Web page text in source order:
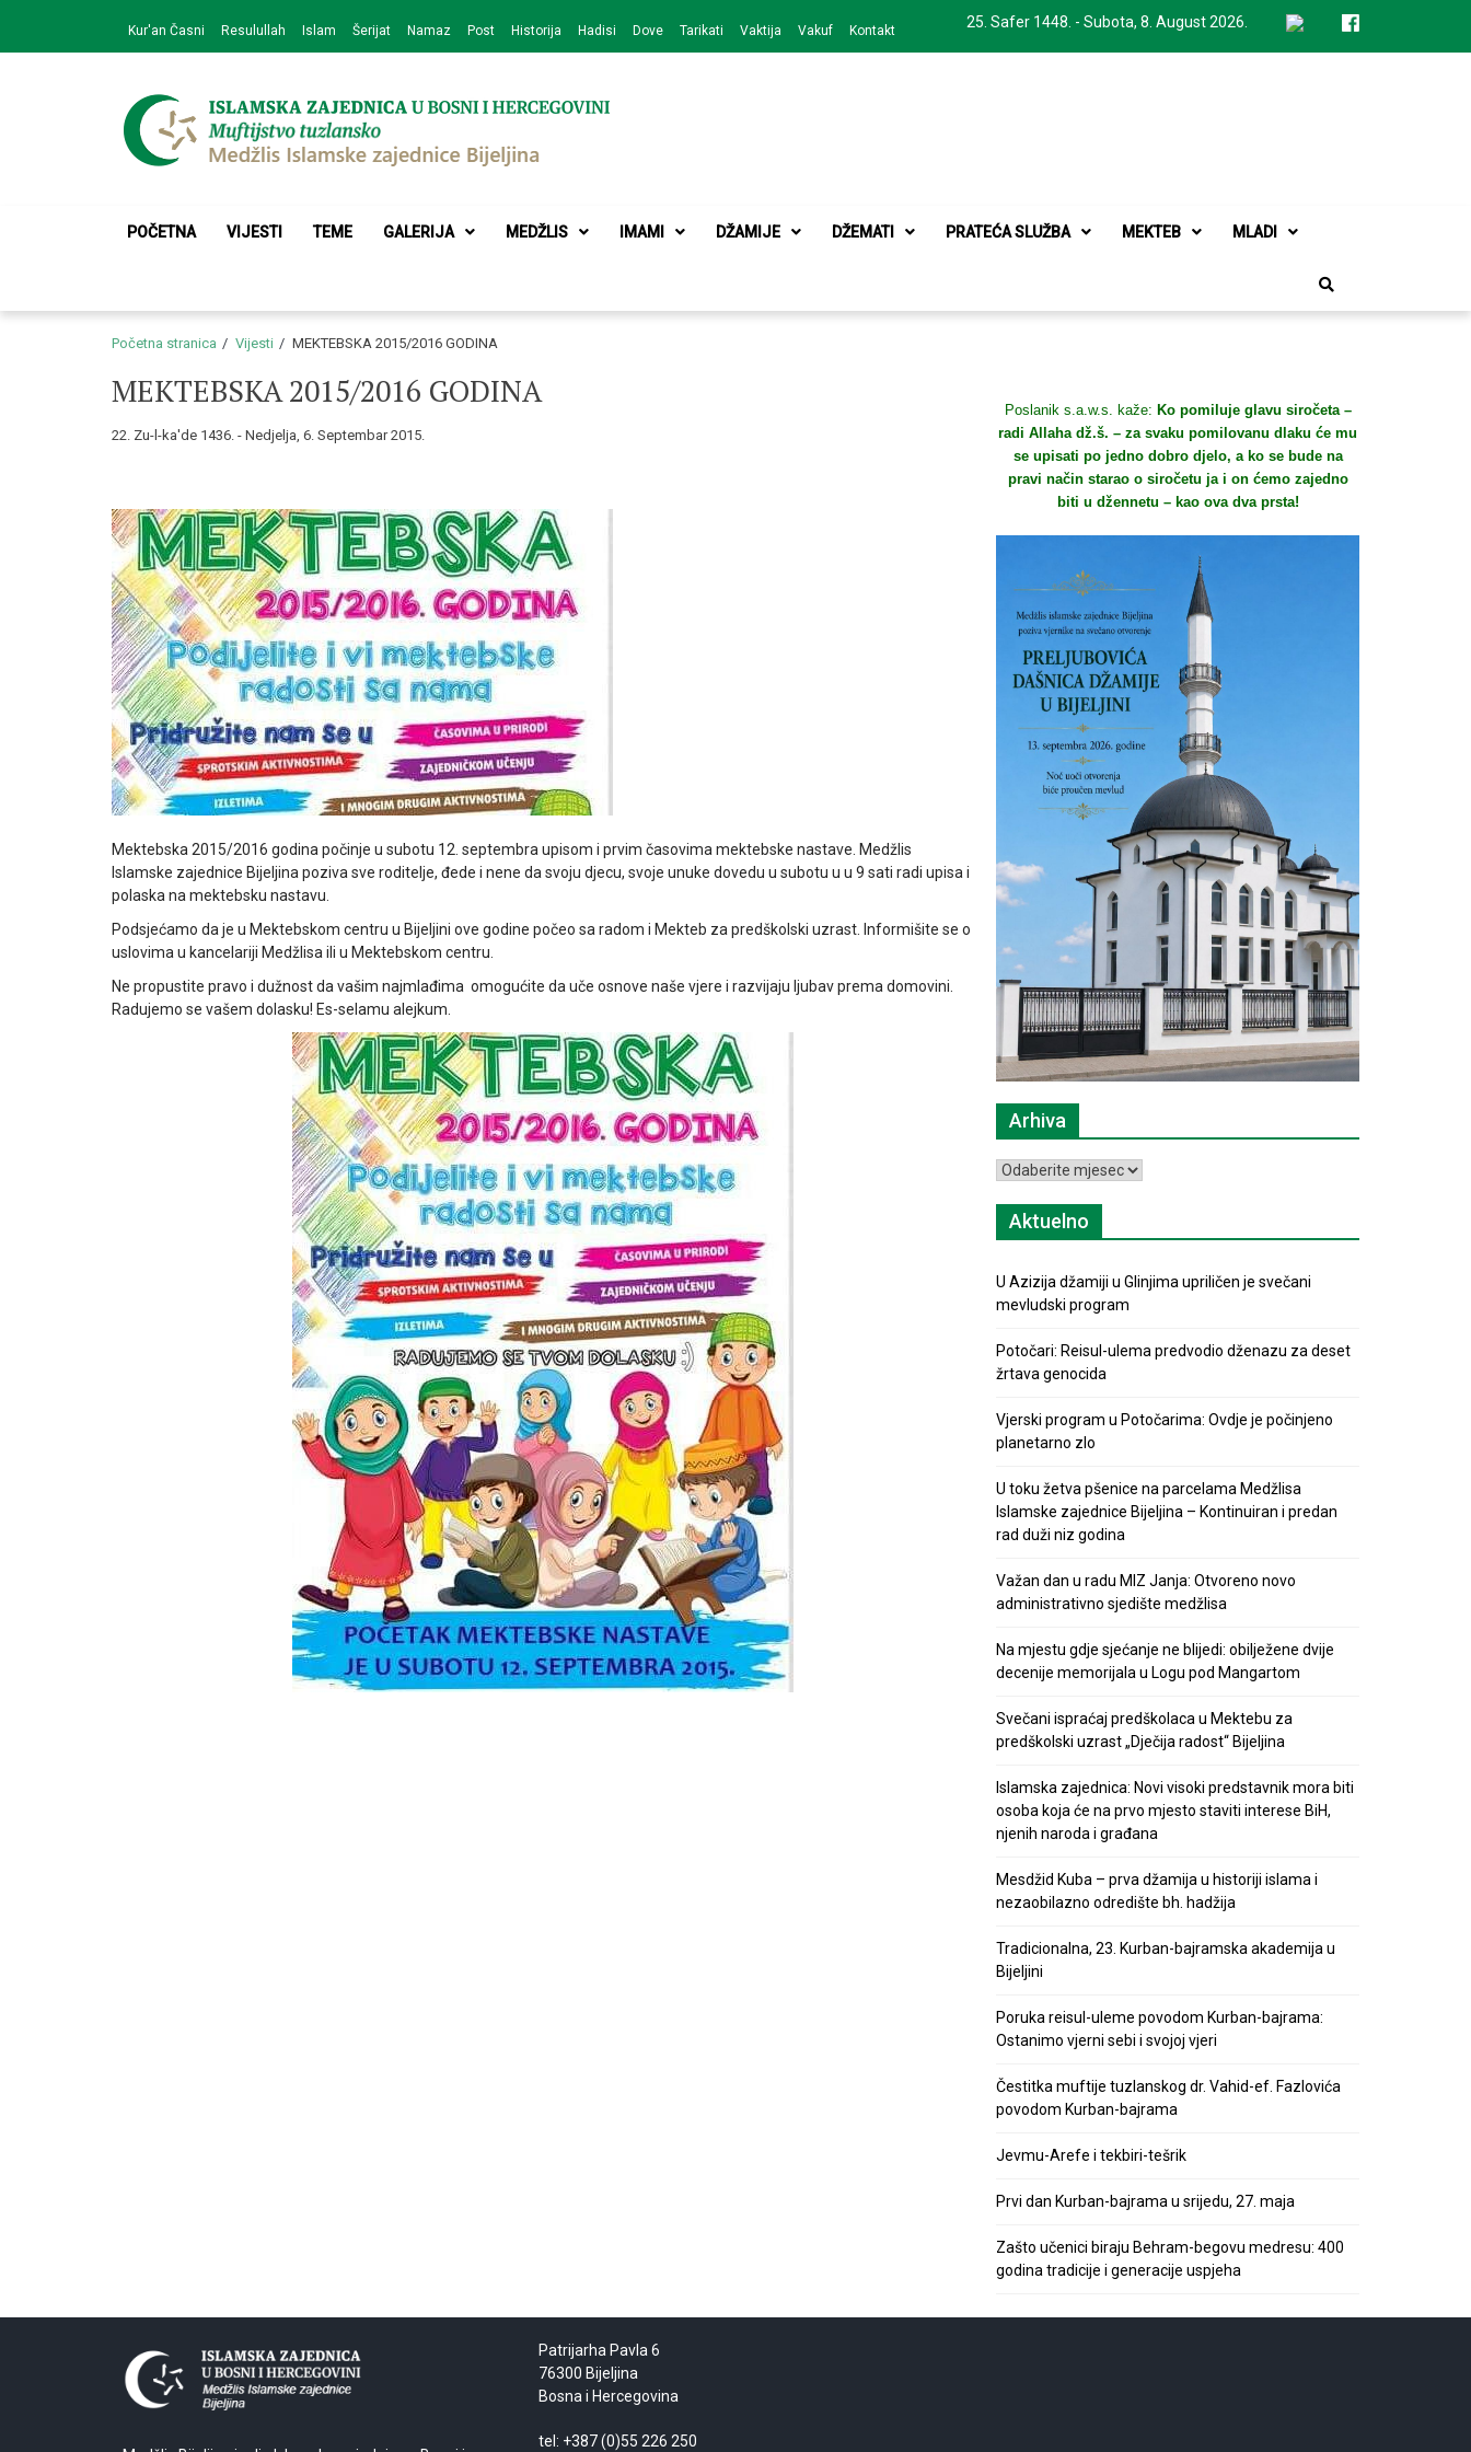
navigation
content
25. Safer 1448. - Subota, 8. August 2026.
Kur'an Časni Resulullah Islam Šerijat Namaz Post Historija Hadisi Dove Tarikati Vaktija Vakuf Kontakt
Medžlis Islamske zajednice Bijeljina
POČETNA VIJESTI TEME GALERIJA MEDŽLIS IMAMI DŽAMIJE DŽEMATI PRATEĆA SLUŽBA MEKTEB MLADI
Početna stranica Vijesti MEKTEBSKA 2015/2016 GODINA
MEKTEBSKA 2015/2016 GODINA
22. Zu-l-ka'de 1436. - Nedjelja, 6. Septembar 2015.
Mektebska 2015/2016 godina počinje u subotu 12. septembra upisom i prvim časovima mektebske nastave. Medžlis
Islamske zajednice Bijeljina poziva sve roditelje, đede i nene da svoju djecu, svoje unuke dovedu u subotu u u 9 sati radi upisa i
polaska na mektebsku nastavu.
Podsjećamo da je u Mektebskom centru u Bijeljini ove godine počeo sa radom i Mekteb za predškolski uzrast. Informišite se o
uslovima u kancelariji Medžlisa ili u Mektebskom centru.
Ne propustite pravo i dužnost da vašim najmlađima omogućite da uče osnove naše vjere i razvijaju ljubav prema domovini.
Radujemo se vašem dolasku! Es-selamu alejkum.
Poslanik s.a.w.s. kaže: Ko pomiluje glavu siročeta –
radi Allaha dž.š. – za svaku pomilovanu dlaku će mu
se upisati po jedno dobro djelo, a ko se bude na
pravi način starao o siročetu ja i on ćemo zajedno
biti u džennetu – kao ova dva prsta!
Arhiva
Arhiva
Aktuelno
U Azizija džamiji u Glinjima upriličen je svečani
mevludski program
Potočari: Reisul-ulema predvodio dženazu za deset
žrtava genocida
Vjerski program u Potočarima: Ovdje je počinjeno
planetarno zlo
U toku žetva pšenice na parcelama Medžlisa
Islamske zajednice Bijeljina – Kontinuiran i predan
rad duži niz godina
Važan dan u radu MIZ Janja: Otvoreno novo
administrativno sjedište medžlisa
Na mjestu gdje sjećanje ne blijedi: obilježene dvije
decenije memorijala u Logu pod Mangartom
Svečani ispraćaj predškolaca u Mektebu za
predškolski uzrast „Dječija radost“ Bijeljina
Islamska zajednica: Novi visoki predstavnik mora biti
osoba koja će na prvo mjesto staviti interese BiH,
njenih naroda i građana
Mesdžid Kuba – prva džamija u historiji islama i
nezaobilazno odredište bh. hadžija
Tradicionalna, 23. Kurban-bajramska akademija u
Bijeljini
Poruka reisul-uleme povodom Kurban-bajrama:
Ostanimo vjerni sebi i svojoj vjeri
Čestitka muftije tuzlanskog dr. Vahid-ef. Fazlovića
povodom Kurban-bajrama
Jevmu-Arefe i tekbiri-tešrik
Prvi dan Kurban-bajrama u srijedu, 27. maja
Zašto učenici biraju Behram-begovu medresu: 400
godina tradicije i generacije uspjeha
Patrijarha Pavla 6
76300 Bijeljina
Bosna i Hercegovina
tel: +387 (0)55 226 250